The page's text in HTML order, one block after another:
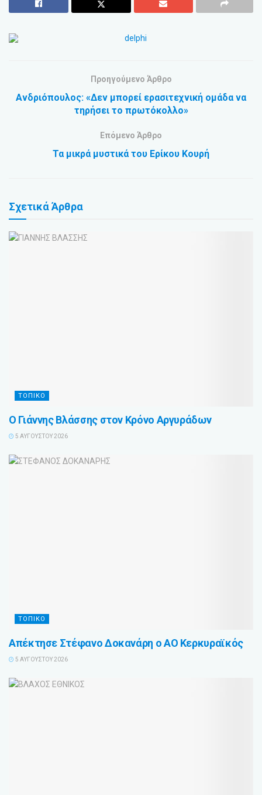
Προηγούμενο Άρθρο
Ανδριόπουλος: «Δεν μπορεί ερασιτεχνική ομάδα να
τηρήσει το πρωτόκολλο»
Επόμενο Άρθρο
Τα μικρά μυστικά του Ερίκου Κουρή
ΣχετικάΆρθρα
ΤΟΠΙΚΟ
Ο Γιάννης Βλάσσης στον Κρόνο Αργυράδων
5 ΑΥΓΟΎΣΤΟΥ 2026
ΤΟΠΙΚΟ
Απέκτησε Στέφανο Δοκανάρη ο ΑΟ Κερκυραϊκός
5 ΑΥΓΟΎΣΤΟΥ 2026